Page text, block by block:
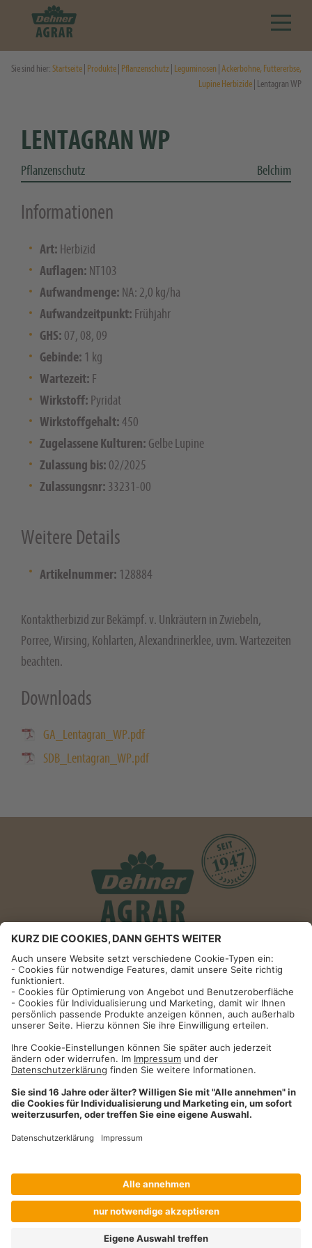
Sie sind hier:Startseite Produkte Pflanzenschutz Leguminosen Ackerbohne, Futtererbse,
Lupine Herbizide | Lentagran WP
LENTAGRAN WP
Pflanzenschutz Belchim
Informationen
Art: Herbizid
Auflagen: NT103
Aufwandmenge: NA: 2,0 kg/ha
Aufwandzeitpunkt: Frühjahr
GHS: 07, 08, 09
Gebinde: 1 kg
Wartezeit: F
Wirkstoff: Pyridat
Wirkstoffgehalt:450
Zugelassene Kulturen: Gelbe Lupine
Zulassung bis: 02/2025
Zulassungsnr: 33231-00
Weitere Details
Artikelnummer: 128884
Kontaktherbizid zur Bekämpf. v. Unkräutern in Zwiebeln,
Porree, Wirsing, Kohlarten, Alexandrinerklee, uvm. Wartezeiten
beachten.
Downloads
GA_Lentagran_WP.pdf
SDB_Lentagran_WP.pdf
Informationen
Impressum
Datenschutzhinweise
AGB und Widerrufsbelehrung
Dehner Unternehmen
Cookie-Einstellungen
Dehner Agrar GmbH & Co. KG
09090 / 77 72 72
Fax09090 / 77 73 91
agrar@dehner.de